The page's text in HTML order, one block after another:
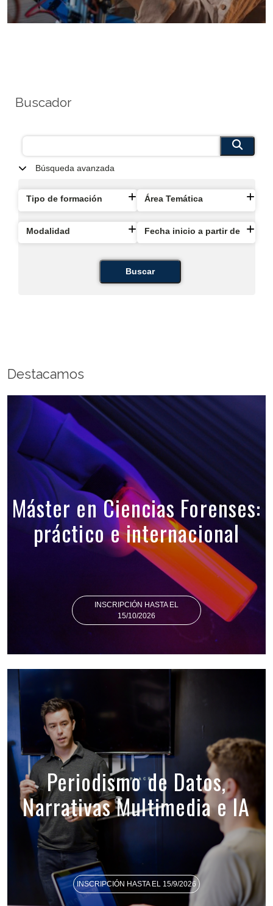
Buscador
Búsqueda avanzada
Tipo de formación Área Temática
Modalidad Fecha inicio a partir de
Buscar
Destacamos
Máster en Ciencias Forenses:
práctico e internacional
INSCRIPCIÓN HASTA EL
15/10/2026
Periodismo de Datos,
Narrativas Multimedia e IA
INSCRIPCIÓN HASTA EL 15/9/2026